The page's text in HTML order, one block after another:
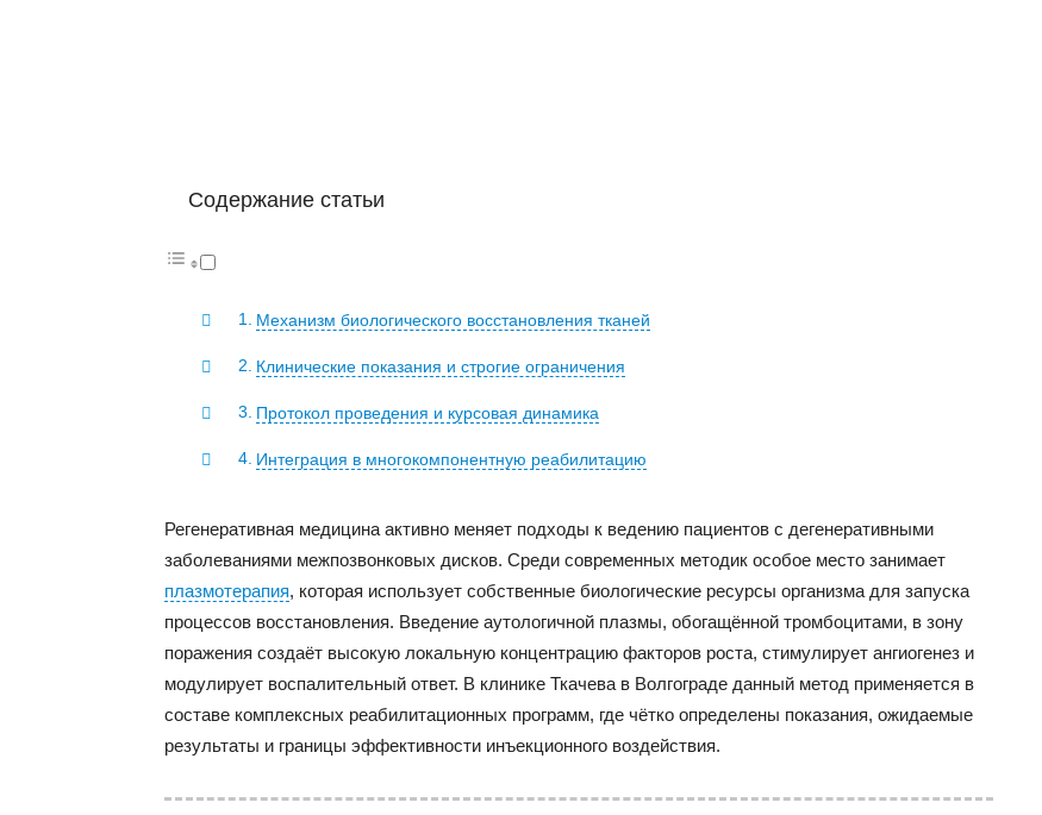
Содержание статьи
Механизм биологического восстановления тканей
Клинические показания и строгие ограничения
Протокол проведения и курсовая динамика
Интеграция в многокомпонентную реабилитацию
Регенеративная медицина активно меняет подходы к ведению пациентов с дегенеративными
заболеваниями межпозвонковых дисков. Среди современных методик особое место занимает
плазмотерапия, которая использует собственные биологические ресурсы организма для запуска
процессов восстановления. Введение аутологичной плазмы, обогащённой тромбоцитами, в зону
поражения создаёт высокую локальную концентрацию факторов роста, стимулирует ангиогенез и
модулирует воспалительный ответ. В клинике Ткачева в Волгограде данный метод применяется в
составе комплексных реабилитационных программ, где чётко определены показания, ожидаемые
результаты и границы эффективности инъекционного воздействия.